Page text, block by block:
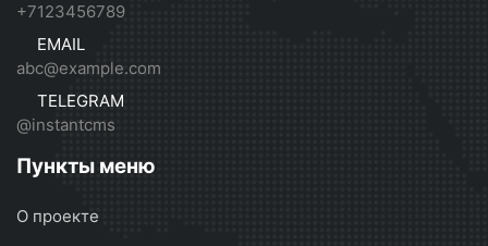
+7123456789
EMAIL
abc@example.com
TELEGRAM
@instantcms
Пункты меню
О проекте